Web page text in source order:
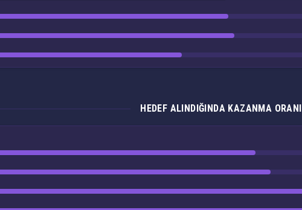
HEDEF ALINDIĞINDA KAZANMA ORANI